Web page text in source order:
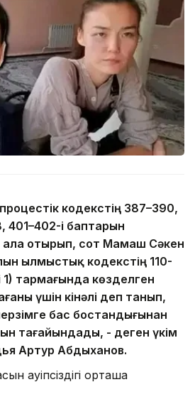
кодекстің 387–390,
401–402-і баптарын
отырып, сот Мамаш Сәкен
Қылмыстық кодекстің 110-
1) тармағында көзделген
үшін кінәлі деп танып,
бас бостандығынан
тағайындады, - деген үкім
Артур Абдыханов.
қауіпсіздігі орташа